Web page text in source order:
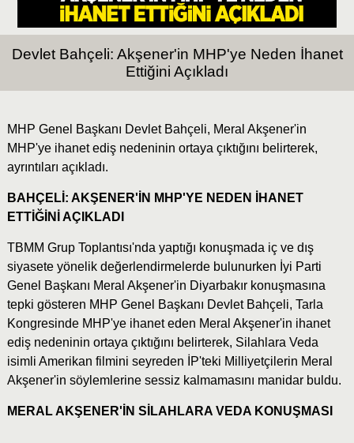
Devlet Bahçeli: Akşener'in MHP'ye Neden İhanet
Ettiğini Açıkladı
MHP Genel Başkanı Devlet Bahçeli, Meral Akşener'in
MHP'ye ihanet ediş nedeninin ortaya çıktığını belirterek,
ayrıntıları açıkladı.
BAHÇELİ: AKŞENER'İN MHP'YE NEDEN İHANET
ETTİĞİNİ AÇIKLADI
TBMM Grup Toplantısı'nda yaptığı konuşmada iç ve dış
siyasete yönelik değerlendirmelerde bulunurken İyi Parti
Genel Başkanı Meral Akşener'in Diyarbakır konuşmasına
tepki gösteren MHP Genel Başkanı Devlet Bahçeli, Tarla
Kongresinde MHP'ye ihanet eden Meral Akşener'in ihanet
ediş nedeninin ortaya çıktığını belirterek, Silahlara Veda
isimli Amerikan filmini seyreden İP'teki Milliyetçilerin Meral
Akşener'in söylemlerine sessiz kalmamasını manidar buldu.
MERAL AKŞENER'İN SİLAHLARA VEDA KONUŞMASI